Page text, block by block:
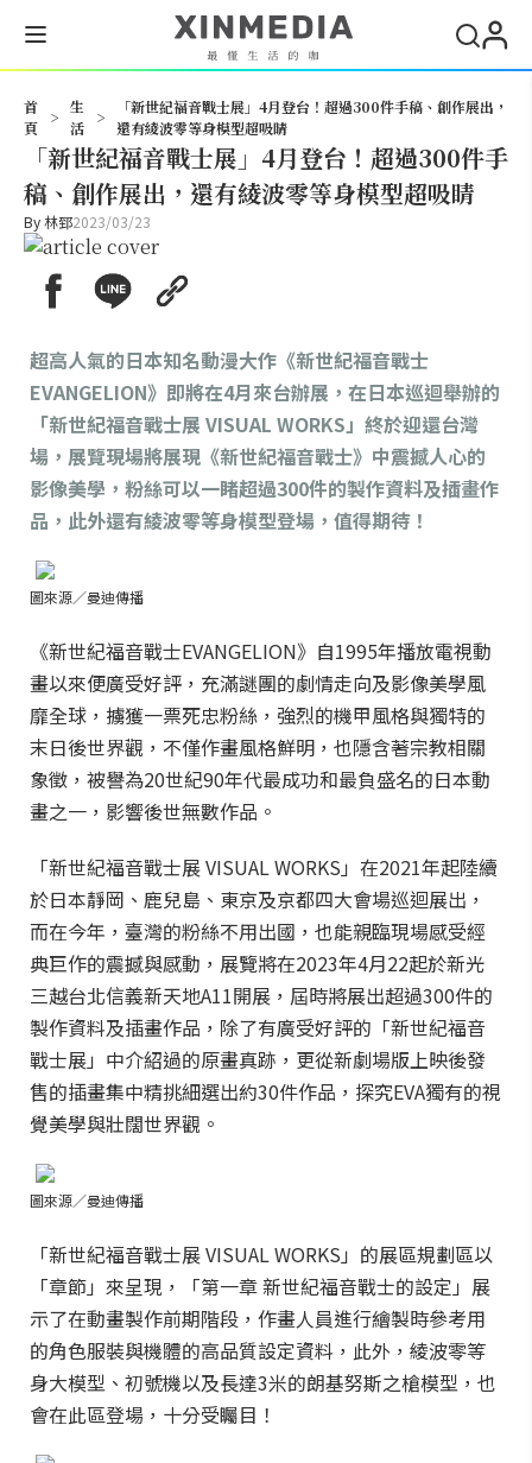
首
頁
>
生
活
>
「新世紀福音戰士展」4月登台！超過300件手稿、創作展出，
還有綾波零等身模型超吸睛
「新世紀福音戰士展」4月登台！超過300件手
稿、創作展出，還有綾波零等身模型超吸睛
By林郅2023/03/23
超高人氣的日本知名動漫大作《新世紀福音戰士
EVANGELION》即將在4月來台辦展，在日本巡迴舉辦的
「新世紀福音戰士展 VISUAL WORKS」終於迎還台灣
場，展覽現場將展現《新世紀福音戰士》中震撼人心的
影像美學，粉絲可以一睹超過300件的製作資料及插畫作
品，此外還有綾波零等身模型登場，值得期待！
圖來源／曼迪傳播
《新世紀福音戰士EVANGELION》自1995年播放電視動
畫以來便廣受好評，充滿謎團的劇情走向及影像美學風
靡全球，擄獲一票死忠粉絲，強烈的機甲風格與獨特的
末日後世界觀，不僅作畫風格鮮明，也隱含著宗教相關
象徵，被譽為20世紀90年代最成功和最負盛名的日本動
畫之一，影響後世無數作品。
「新世紀福音戰士展 VISUAL WORKS」在2021年起陸續
於日本靜岡、鹿兒島、東京及京都四大會場巡迴展出，
而在今年，臺灣的粉絲不用出國，也能親臨現場感受經
典巨作的震撼與感動，展覽將在2023年4月22起於新光
三越台北信義新天地A11開展，屆時將展出超過300件的
製作資料及插畫作品，除了有廣受好評的「新世紀福音
戰士展」中介紹過的原畫真跡，更從新劇場版上映後發
售的插畫集中精挑細選出約30件作品，探究EVA獨有的視
覺美學與壯闊世界觀。
圖來源／曼迪傳播
「新世紀福音戰士展 VISUAL WORKS」的展區規劃區以
「章節」來呈現，「第一章 新世紀福音戰士的設定」展
示了在動畫製作前期階段，作畫人員進行繪製時參考用
的角色服裝與機體的高品質設定資料，此外，綾波零等
身大模型、初號機以及長達3米的朗基努斯之槍模型，也
會在此區登場，十分受矚目！